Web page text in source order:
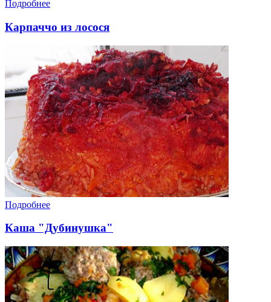
Подробнее
Карпаччо из лосося
Подробнее
Каша "Дубинушка"